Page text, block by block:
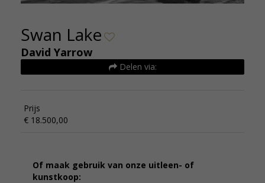
Swan Lake
David Yarrow
Delen via:
Prijs
€ 18.500,00
Of maak gebruik van onze uitleen- of
kunstkoop: